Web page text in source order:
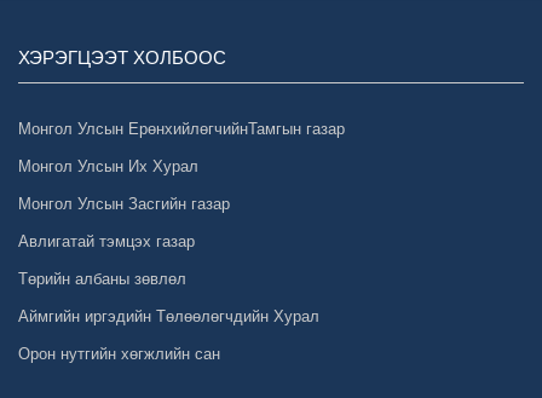
ХЭРЭГЦЭЭТ ХОЛБООС
Монгол Улсын ЕрөнхийлөгчийнТамгын газар
Монгол Улсын Их Хурал
Монгол Улсын Засгийн газар
Авлигатай тэмцэх газар
Төрийн албаны зөвлөл
Аймгийн иргэдийн Төлөөлөгчдийн Хурал
Орон нутгийн хөгжлийн сан